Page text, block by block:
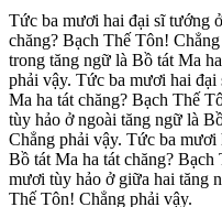
Tức ba mươi hai đại sĩ tướng
chăng? Bạch Thế Tôn!
trong tăng ngữ là Bồ tát Ma
phải vậy. Tức ba mươi hai
Ma ha tát chăng? Bạch Thế
tùy hảo ở ngoài tăng ngữ là
Chẳng phải vậy. Tức ba
Bồ tát Ma ha tát chăng?
mươi tùy hảo ở giữa hai tăng
Thế Tôn! Chẳng phải vậy.